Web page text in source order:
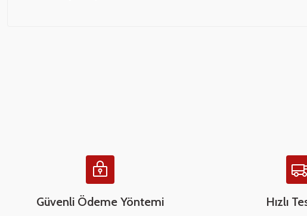
Bu ürüne benzer farklı alternatifler olmalı.
Güvenli Ödeme Yöntemi Hızlı